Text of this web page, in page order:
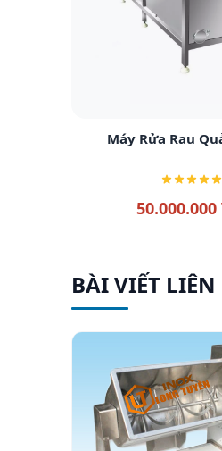
Xem chi
Máy Rửa Rau
BÀI VIẾT